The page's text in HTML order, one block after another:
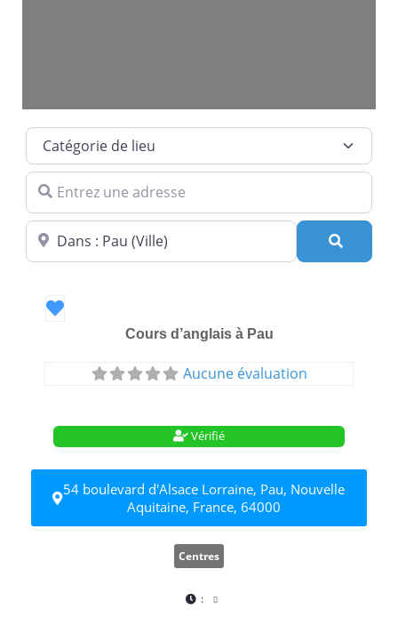
Catégorie de lieu
Entrez une adresse
Dans quelle ville ?
Favori
Cours d’anglais à Pau
Aucune évaluation
Vérifié
54 boulevard d'Alsace Lorraine, Pau, Nouvelle
Aquitaine, France, 64000
Centres
: